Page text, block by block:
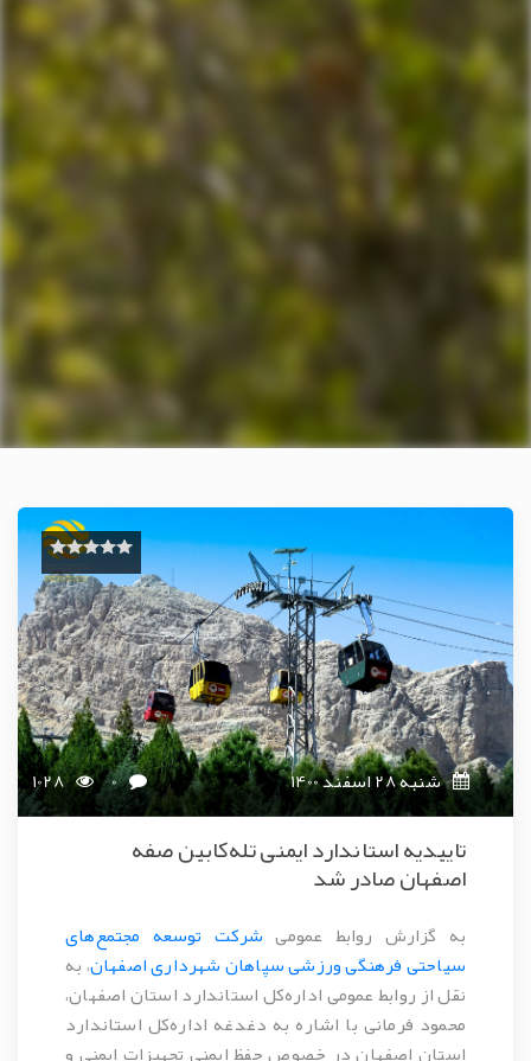
شنبه 28 اسفند 1400 1028 0
تاییدیه استاندارد ایمنی تله‌کابین صفه
اصفهان صادر شد
به گزارش روابط عمومیشرکت توسعه مجتمع‌های
سیاحتی فرهنگی ورزشی سپاهان شهرداری اصفهان، به
نقل از روابط عمومی اداره‌کل استاندارد استان اصفهان،
محمود فرمانی با اشاره به دغدغه اداره‌کل استاندارد
استان اصفهان در خصوص حفظ ایمنی تجهیزات ایمنی و